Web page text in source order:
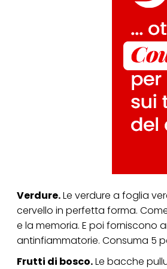
Verdure.Le verdure a foglia
cervello in perfetta forma.
e la memoria. E poi forniscono
antinfiammatorie. Consuma 5
Frutti di bosco.Le bacche